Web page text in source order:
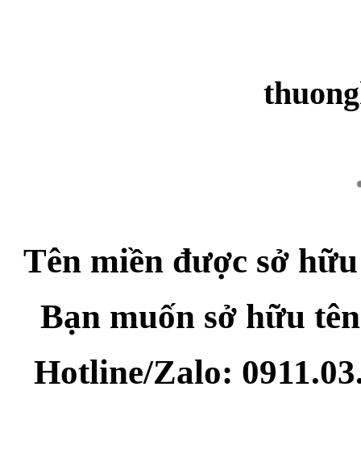
Tên miền được sở
Bạn muốn sở hữu
Hotline/Zalo: